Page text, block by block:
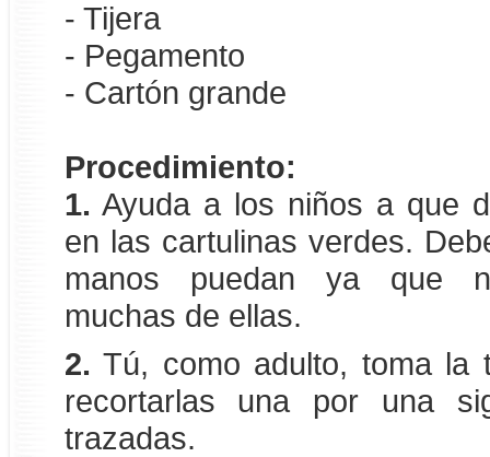
- Tijera
- Pegamento
- Cartón grande
Procedimiento:
1. Ayuda a los niños a que
en las cartulinas verdes.
manos puedan ya que
muchas de ellas.
2. Tú, como adulto, toma la
recortarlas una por una
trazadas.